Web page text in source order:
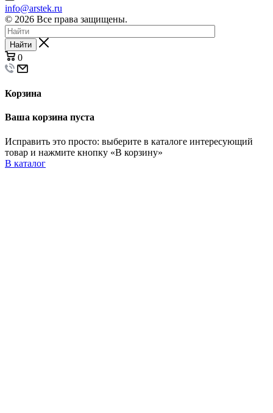
info@arstek.ru
© 2026 Все права защищены.
Найти
0
Корзина
Ваша корзина пуста
Исправить это просто: выберите в каталоге интересующий
товар и нажмите кнопку «В корзину»
В каталог